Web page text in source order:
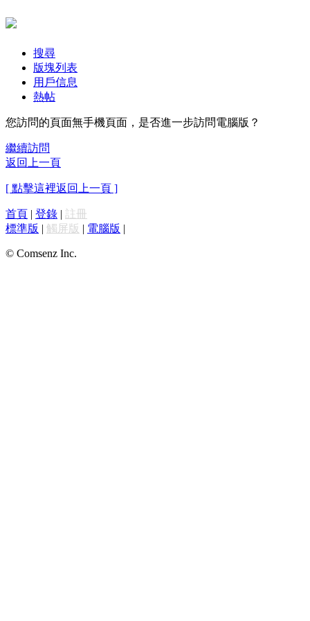
搜尋
版塊列表
用戶信息
熱帖
您訪問的頁面無手機頁面，是否進一步訪問電腦版？
繼續訪問
返回上一頁
[ 點擊這裡返回上一頁 ]
首頁 | 登錄 | 註冊
標準版 | 觸屏版 | 電腦版 |
© Comsenz Inc.